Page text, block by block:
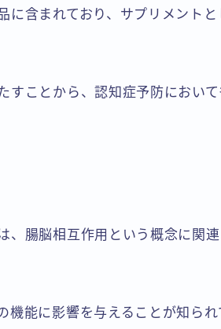
に含まれており、サプリメントと
すことから、認知症予防において
、腸脳相互作用という概念に関
機能に影響を与えることが知られ